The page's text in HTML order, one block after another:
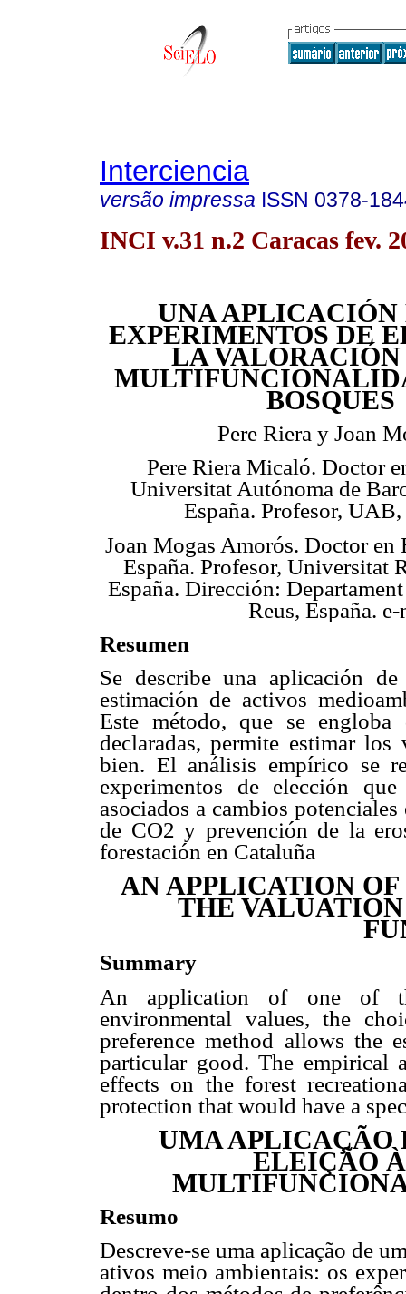
Interciencia
versão impressa ISSN 0378-
INCI v.31 n.2 Caracas fev.
UNA APLICACIÓN
EXPERIMENTOS DE
LA
BOSQUES
Pere Riera y Joan
Pere Riera Micaló. Doctor
Universitat Autónoma de
España. Profesor, UAB,
Joan Mogas Amorós. Doctor
España. Profesor, Universitat
España. Dirección:
Reus, España.
Resumen
Se describe una aplicación
estimación de activos
Este método, que se
declaradas, permite estimar
bien. El análisis empírico se
experimentos de elección
asociados a cambios
de CO2 y prevención de la
forestación en Cataluña
AN APPLICATION
THE
Summary
An application of one of
environmental values, the
preference method allows the
particular good. The empirical
effects on the forest
protection that would have a
UMA APLICAÇÃO
ELEIÇÃO
Resumo
Descreve-se uma aplicação de
ativos meio ambientais: os